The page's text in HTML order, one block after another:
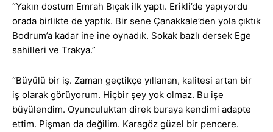
“Yakın dostum Emrah Bıçak ilk yaptı. Erikli’de yapıyordu
orada birlikte de yaptık. Bir sene Çanakkale’den yola çıktık
Bodrum’a kadar ine ine oynadık. Sokak bazlı dersek Ege
sahilleri ve Trakya.”
“Büyülü bir iş. Zaman geçtikçe yıllanan, kalitesi artan bir
iş olarak görüyorum. Hiçbir şey yok olmaz. Bu işe
büyülendim. Oyunculuktan direk buraya kendimi adapte
ettim. Pişman da değilim. Karagöz güzel bir pencere.